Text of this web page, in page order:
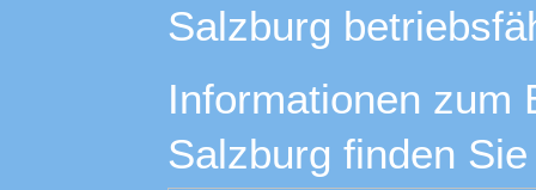
Salzburg
Informationen zum
Salzburg finden